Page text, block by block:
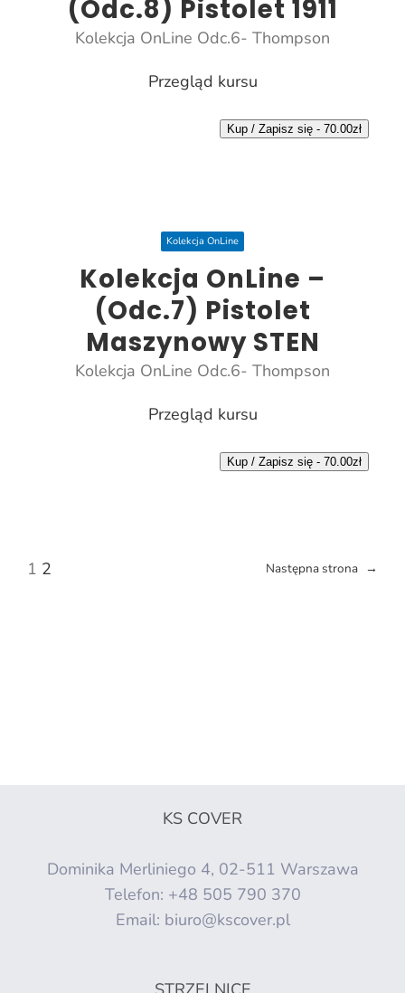
(Odc.8) Pistolet 1911
Kolekcja OnLine Odc.6- Thompson
Przegląd kursu
Kup / Zapisz się - 70.00zł
Kolekcja OnLine
Kolekcja OnLine –
(Odc.7) Pistolet
Maszynowy STEN
Kolekcja OnLine Odc.6- Thompson
Przegląd kursu
Kup / Zapisz się - 70.00zł
1 2 Następna strona →
KS COVER
Dominika Merliniego 4, 02-511 Warszawa
Telefon: +48 505 790 370
Email: biuro@kscover.pl